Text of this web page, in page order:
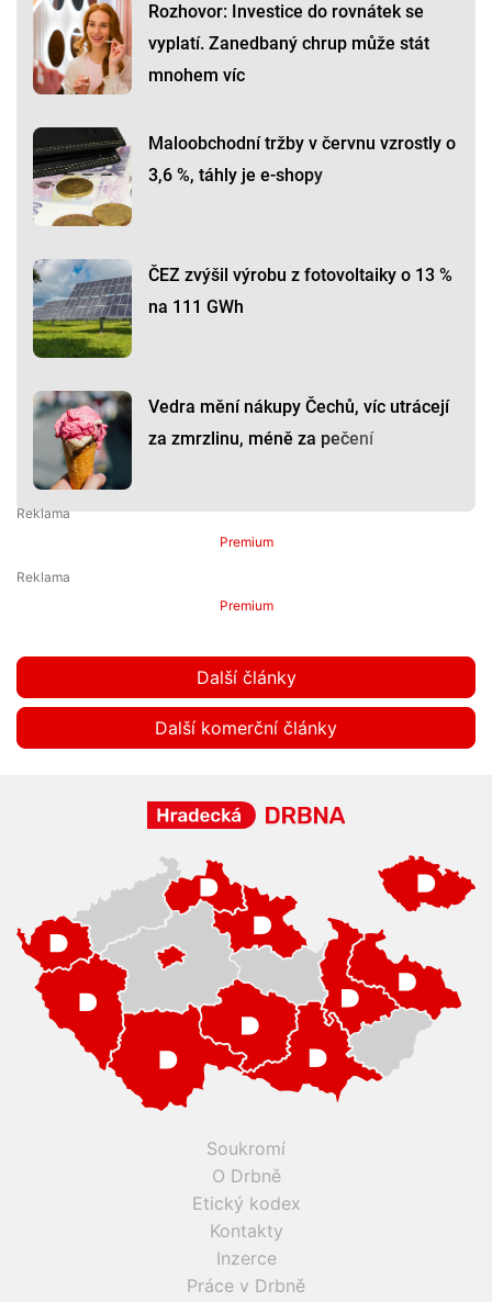
Rozhovor: Investice do rovnátek se
vyplatí. Zanedbaný chrup může stát
mnohem víc
Maloobchodní tržby v červnu vzrostly o
3,6 %, táhly je e-shopy
ČEZ zvýšil výrobu z fotovoltaiky o 13 %
na 111 GWh
Vedra mění nákupy Čechů, víc utrácejí
za zmrzlinu, méně za pečení
Premium
Premium
Další články
Další komerční články
Soukromí
O Drbně
Etický kodex
Kontakty
Inzerce
Práce v Drbně